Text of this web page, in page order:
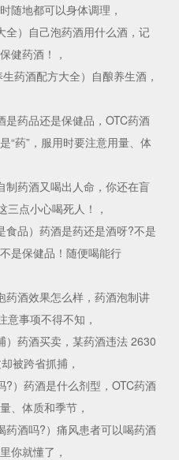
随地都可以身体调理，
全）自己泡药酒用什么酒，记
健药酒！，
药酒配方大全）自酿养生酒，
药品还是保健品，OTC药酒
“药”，服用时要注意用量、体
制药酒又喝出人命，你还在盲
三点小心喝死人！，
食品）药酒是药还是酒呀?不是
是保健品！随便喝能行
药酒效果怎么样，药酒泡制讲
意事项不得不知，
）药酒买卖，某药酒违法 2630
被跨省抓捕，
）药酒是什么剂型，OTC药酒
、体质和季节，
药酒吗?）痛风患者可以喝药酒
你就懂了，